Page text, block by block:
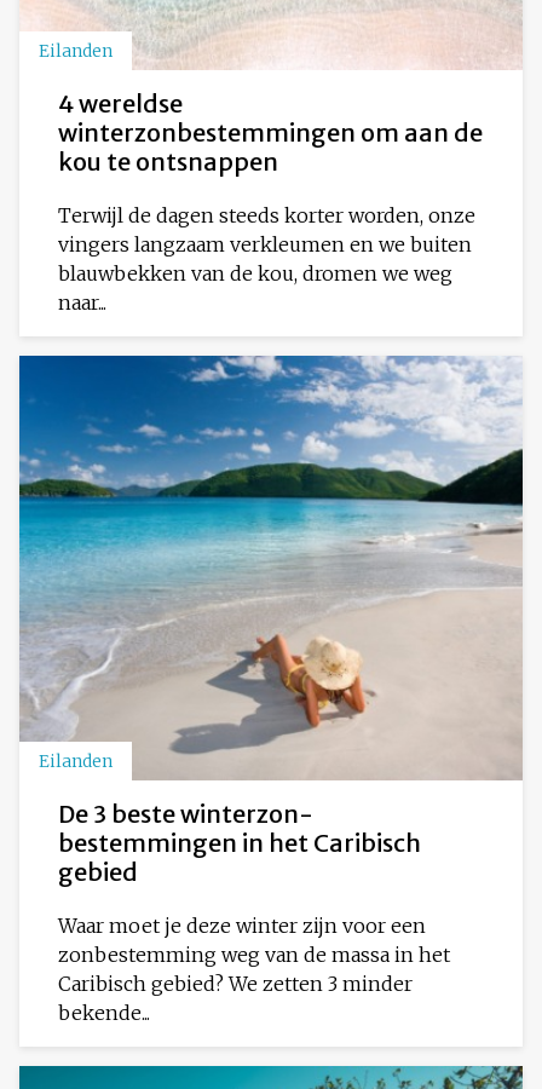
Eilanden
4 wereldse
winterzonbestemmingen om aan de
kou te ontsnappen
Terwijl de dagen steeds korter worden, onze
vingers langzaam verkleumen en we buiten
blauwbekken van de kou, dromen we weg
naar...
Eilanden
De 3 beste winterzon-
bestemmingen in het Caribisch
gebied
Waar moet je deze winter zijn voor een
zonbestemming weg van de massa in het
Caribisch gebied? We zetten 3 minder
bekende...